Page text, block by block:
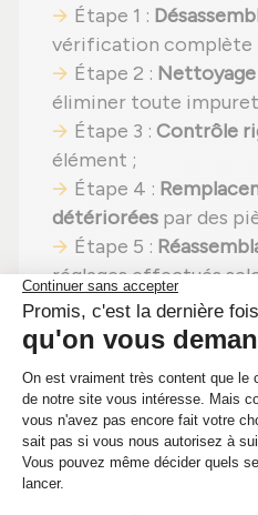
Étape 1 :
vérification complète
Étape 2 :
éliminer toute
Étape 3 : Contrôle
élément ;
Étape 4 :
détériorées par des
Étape 5 :
réglages effectués
constructeur ;
Étape 6 :Tests
En choisissant un
vous faites un pari
puissance, une